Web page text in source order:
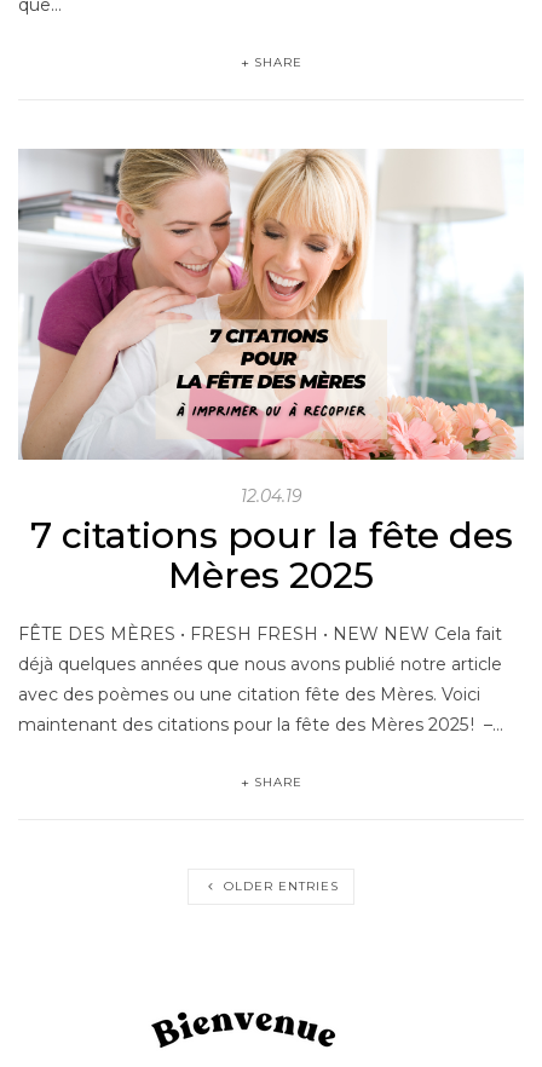
que…
SHARE
12.04.19
7 citations pour la fête des
Mères 2025
FÊTE DES MÈRES • FRESH FRESH • NEW NEW Cela fait
déjà quelques années que nous avons publié notre article
avec des poèmes ou une citation fête des Mères. Voici
maintenant des citations pour la fête des Mères 2025 ! –…
SHARE
OLDER ENTRIES